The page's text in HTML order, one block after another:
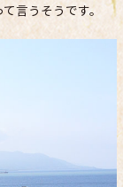
言うそうです。